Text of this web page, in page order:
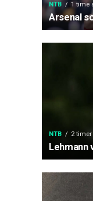
NTB 1 time
Arsenal
NTB 2
Lehmann